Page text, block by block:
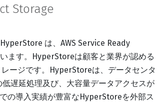
は、AWS Service Ready
ます。HyperStoreは顧客と業界が認める
ージです。HyperStoreは、データセンタ
遅延処理及び、大容量データアクセスが
の導入実績が豊富なHyperStoreを外部ス